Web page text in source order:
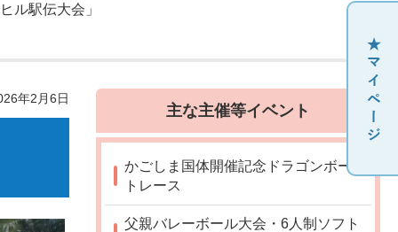
ル駅伝大会」
年2月6日
主な主催等イベント
かごしま国体開催記念ドラゴンボー
トレース
父親バレーボール大会・6人制ソフト